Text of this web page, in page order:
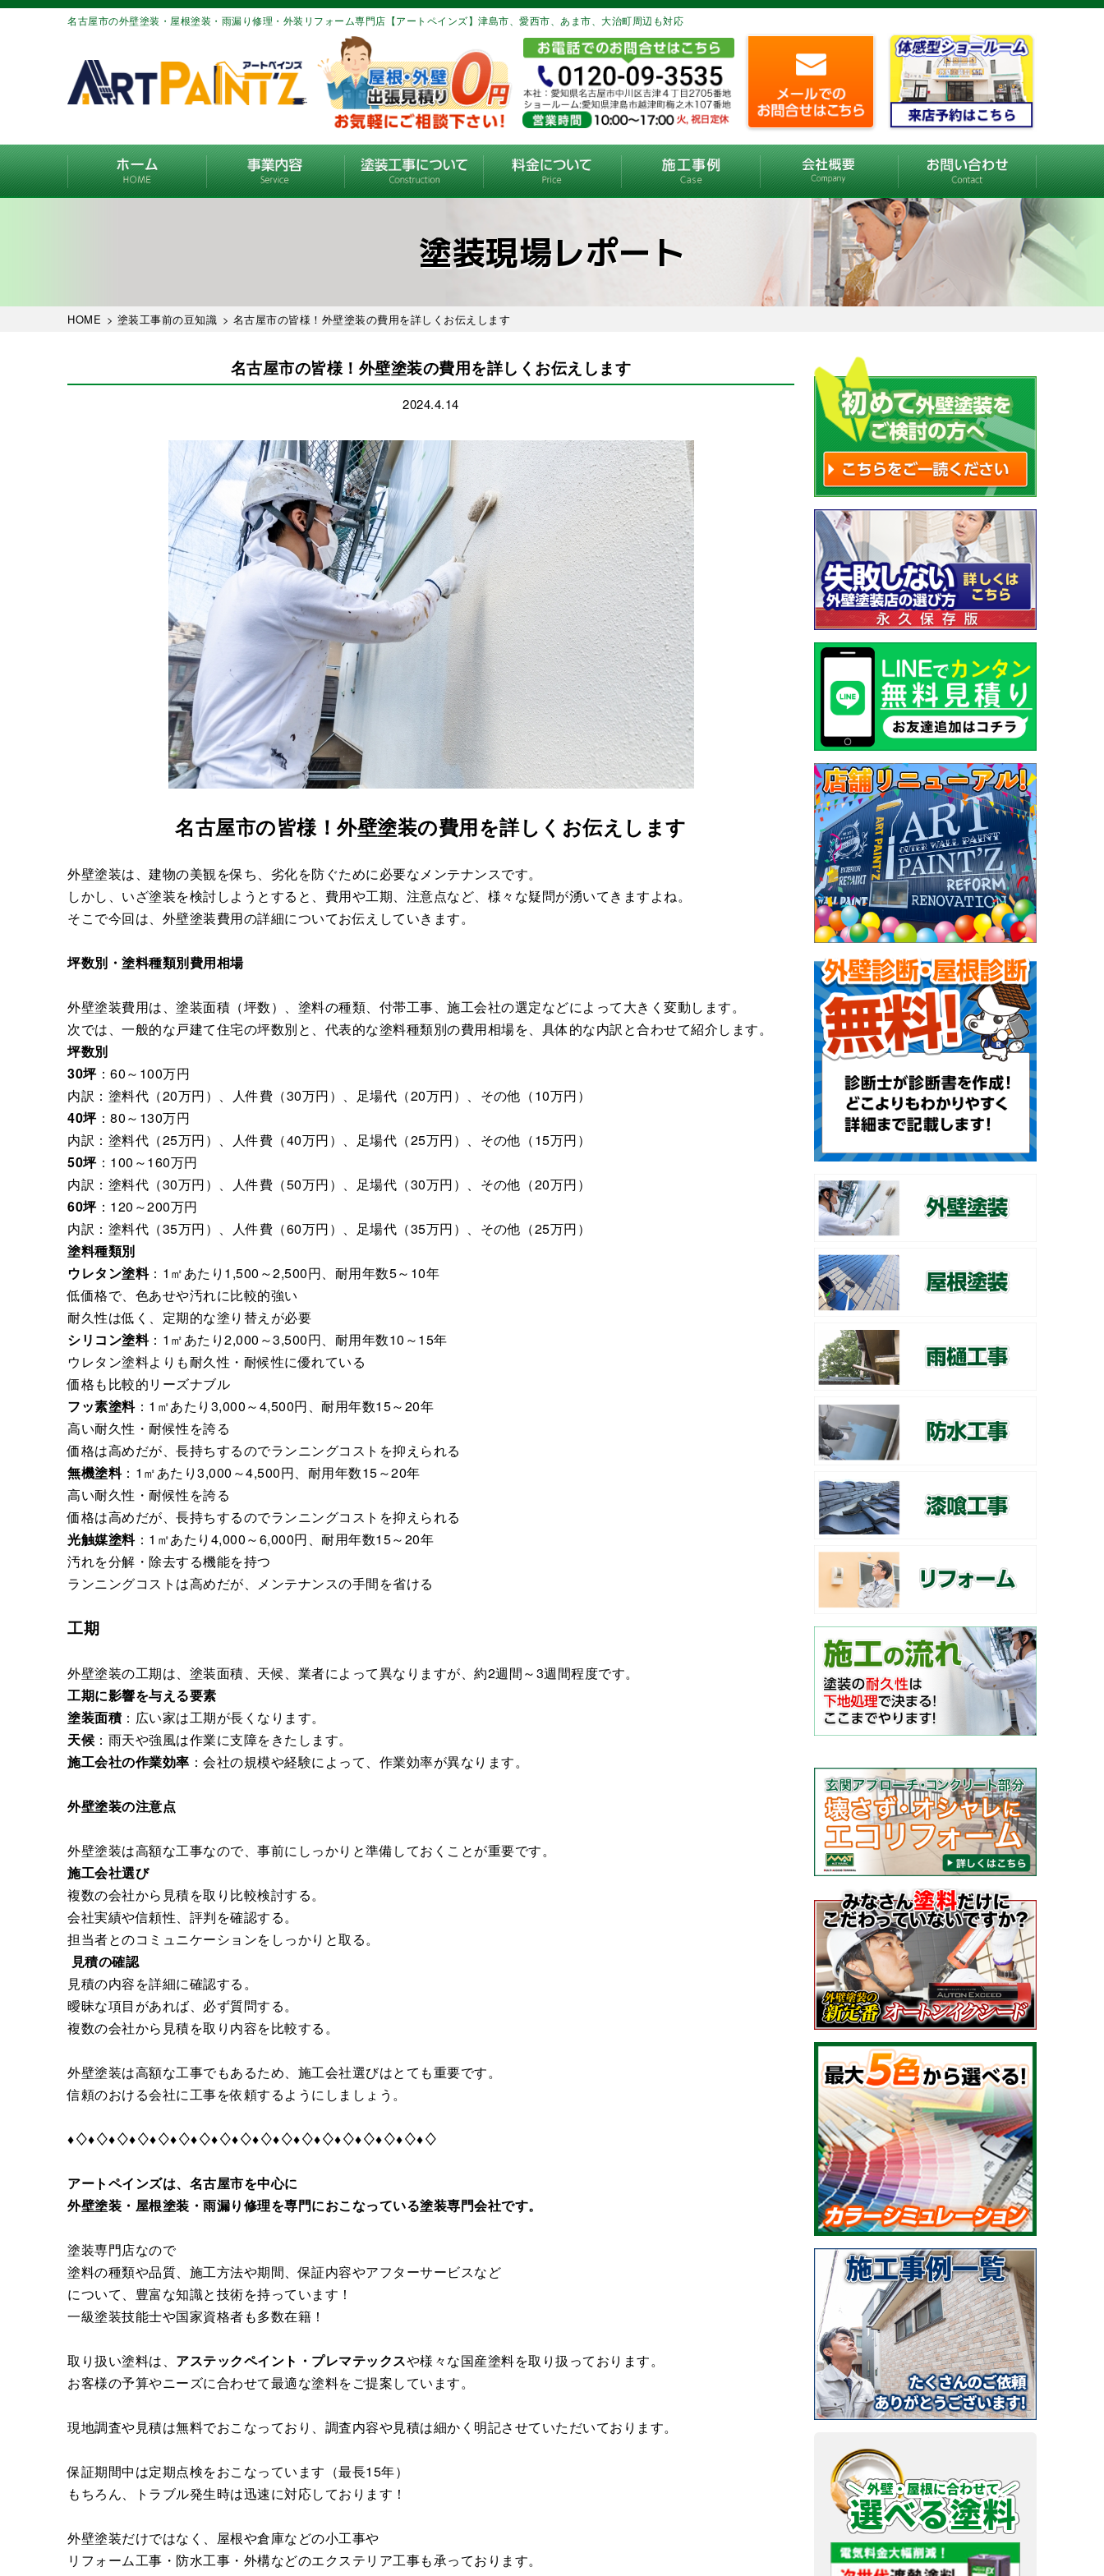
名古屋市の外壁塗装・屋根塗装・雨漏り修理・外装リフォーム専門店【アートペインズ】津島市、愛西市、あま市、大治町周辺も対応
塗装現場レポート
HOME > 塗装工事前の豆知識 > 名古屋市の皆様！外壁塗装の費用を詳しくお伝えします
名古屋市の皆様！外壁塗装の費用を詳しくお伝えします
2024.4.14
名古屋市の皆様！外壁塗装の費用を詳しくお伝えします
外壁塗装は、建物の美観を保ち、劣化を防ぐために必要なメンテナンスです。
しかし、いざ塗装を検討しようとすると、費用や工期、注意点など、様々な疑問が湧いてきますよね。
そこで今回は、外壁塗装費用の詳細についてお伝えしていきます。
坪数別・塗料種類別費用相場
外壁塗装費用は、塗装面積（坪数）、塗料の種類、付帯工事、施工会社の選定などによって大きく変動します。
次では、一般的な戸建て住宅の坪数別と、代表的な塗料種類別の費用相場を、具体的な内訳と合わせて紹介します。
坪数別
30坪：60～100万円
内訳：塗料代（20万円）、人件費（30万円）、足場代（20万円）、その他（10万円）
40坪：80～130万円
内訳：塗料代（25万円）、人件費（40万円）、足場代（25万円）、その他（15万円）
50坪：100～160万円
内訳：塗料代（30万円）、人件費（50万円）、足場代（30万円）、その他（20万円）
60坪：120～200万円
内訳：塗料代（35万円）、人件費（60万円）、足場代（35万円）、その他（25万円）
塗料種類別
ウレタン塗料：1㎡あたり1,500～2,500円、耐用年数5～10年
低価格で、色あせや汚れに比較的強い
耐久性は低く、定期的な塗り替えが必要
シリコン塗料：1㎡あたり2,000～3,500円、耐用年数10～15年
ウレタン塗料よりも耐久性・耐候性に優れている
価格も比較的リーズナブル
フッ素塗料：1㎡あたり3,000～4,500円、耐用年数15～20年
高い耐久性・耐候性を誇る
価格は高めだが、長持ちするのでランニングコストを抑えられる
無機塗料：1㎡あたり3,000～4,500円、耐用年数15～20年
高い耐久性・耐候性を誇る
価格は高めだが、長持ちするのでランニングコストを抑えられる
光触媒塗料：1㎡あたり4,000～6,000円、耐用年数15～20年
汚れを分解・除去する機能を持つ
ランニングコストは高めだが、メンテナンスの手間を省ける
工期
外壁塗装の工期は、塗装面積、天候、業者によって異なりますが、約2週間～3週間程度です。
工期に影響を与える要素
塗装面積：広い家は工期が長くなります。
天候 ：雨天や強風は作業に支障をきたします。
施工会社の作業効率 ：会社の規模や経験によって、作業効率が異なります。
外壁塗装の注意点
外壁塗装は高額な工事なので、事前にしっかりと準備しておくことが重要です。
施工会社選び
複数の会社から見積を取り比較検討する。
会社実績や信頼性、評判を確認する。
担当者とのコミュニケーションをしっかりと取る。
見積の確認
見積の内容を詳細に確認する。
曖昧な項目があれば、必ず質問する。
複数の会社から見積を取り内容を比較する。
外壁塗装は高額な工事でもあるため、施工会社選びはとても重要です。
信頼のおける会社に工事を依頼するようにしましょう。
♦♢♦♢♦♢♦♢♦♢♦♢♦♢♦♢♦♢♦♢♦♢♦♢♦♢♦♢♦♢♦♢♦♢♦♢
アートペインズは、名古屋市を中心に
外壁塗装・屋根塗装・雨漏り修理を専門におこなっている塗装専門会社です。
塗装専門店なので
塗料の種類や品質、施工方法や期間、保証内容やアフターサービスなど
について、豊富な知識と技術を持っています！
一級塗装技能士や国家資格者も多数在籍！
取り扱い塗料は、 アステックペイント・プレマテックスや様々な国産塗料を取り扱っております。
お客様の予算やニーズに合わせて最適な塗料をご提案しています。
現地調査や見積は無料でおこなっており、調査内容や見積は細かく明記させていただいております。
保証期間中は定期点検をおこなっています（最長15年）
もちろん、トラブル発生時は迅速に対応しております！
外壁塗装だけではなく、屋根や倉庫などの小工事や
リフォーム工事・防水工事・外構などのエクステリア工事も承っております。